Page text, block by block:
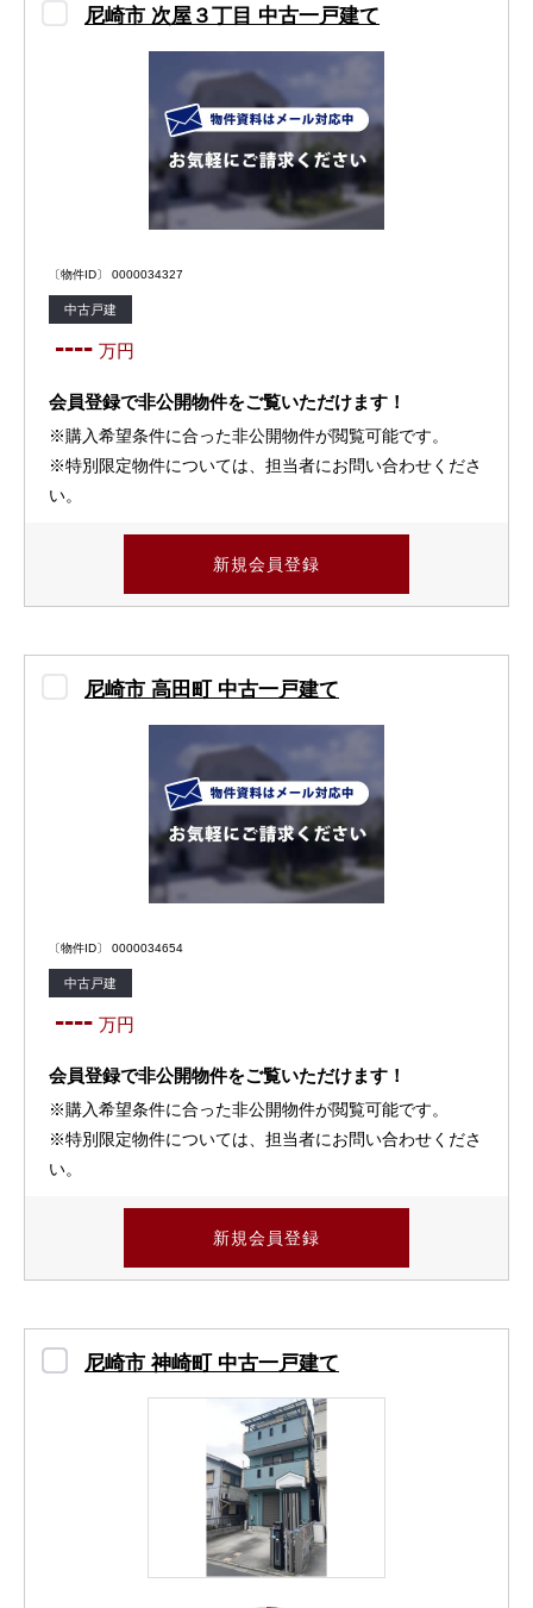
尼崎市 次屋３丁目 中古一戸建て
〔物件ID〕 0000034327
中古戸建
---- 万円
会員登録で非公開物件をご覧いただけます！
※購入希望条件に合った非公開物件が閲覧可能です。
※特別限定物件については、担当者にお問い合わせくださ
い。
新規会員登録
尼崎市 高田町 中古一戸建て
〔物件ID〕 0000034654
中古戸建
---- 万円
会員登録で非公開物件をご覧いただけます！
※購入希望条件に合った非公開物件が閲覧可能です。
※特別限定物件については、担当者にお問い合わせくださ
い。
新規会員登録
尼崎市 神崎町 中古一戸建て